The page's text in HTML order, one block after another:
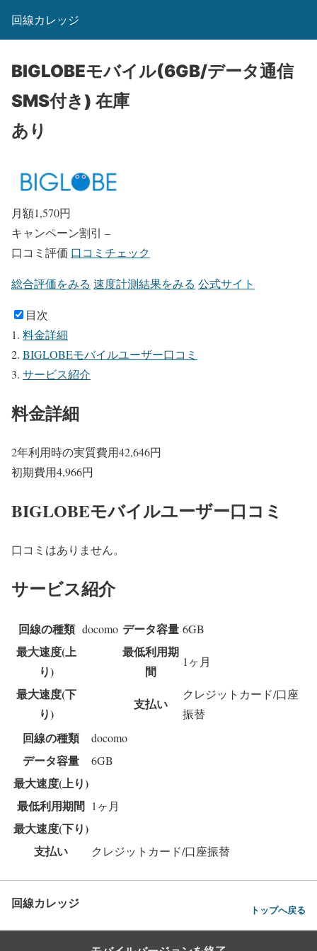
回線カレッジ
BIGLOBEモバイル(6GB/データ通信
SMS付き) 在庫
あり
月額1,570円
キャンペーン割引 –
口コミ評価 口コミチェック
総合評価をみる 速度計測結果をみる 公式サイト
目次
料金詳細
BIGLOBEモバイルユーザー口コミ
サービス紹介
料金詳細
2年利用時の実質費用42,646円
初期費用4,966円
BIGLOBEモバイルユーザー口コミ
口コミはありません。
サービス紹介
回線の種類 docomo データ容量 6GB
最大速度(上
り)
最低利用期
間
1ヶ月
最大速度(下
り)
支払い
クレジットカード/口座
振替
回線の種類 docomo
データ容量 6GB
最大速度(上り)
最低利用期間 1ヶ月
最大速度(下り)
支払い
クレジットカード/口座振替
回線カレッジ トップへ戻る